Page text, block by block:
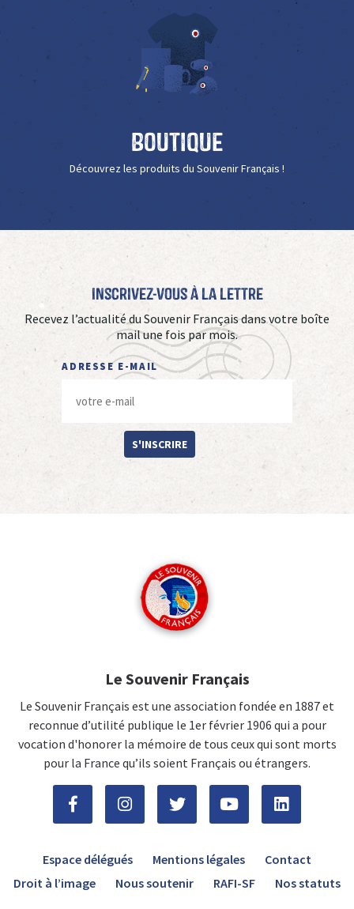
Boutique
Découvrez les produits du Souvenir Français !
Inscrivez-vous à La Lettre
Recevez l’actualité du Souvenir Français dans votre boîte
mail une fois par mois.
ADRESSE E-MAIL
S'INSCRIRE
Le Souvenir Français
Le Souvenir Français est une association fondée en 1887 et
reconnue d’utilité publique le 1er février 1906 qui a pour
vocation d'honorer la mémoire de tous ceux qui sont morts
pour la France qu’ils soient Français ou étrangers.
Espace délégués Mentions légales
Contact
Droit à l’image
Nous soutenir RAFI-SF Nos statuts